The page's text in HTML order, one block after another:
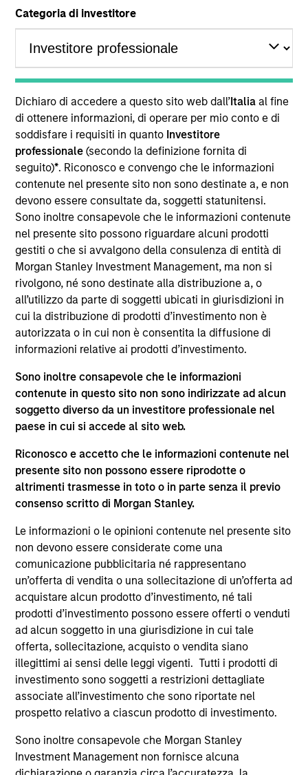
Categoria di investitore
Dichiaro di accedere a questo sito web dall’Italia al fine
di ottenere informazioni, di operare per mio conto e di
soddisfare i requisiti in quanto Investitore
professionale(secondo la definizione fornita di
seguito)*. Riconosco e convengo che le informazioni
contenute nel presente sito non sono destinate a, e non
devono essere consultate da, soggetti statunitensi.
Sono inoltre consapevole che le informazioni contenute
nel presente sito possono riguardare alcuni prodotti
gestiti o che si avvalgono della consulenza di entità di
Morgan Stanley Investment Management, ma non si
rivolgono, né sono destinate alla distribuzione a, o
all’utilizzo da parte di soggetti ubicati in giurisdizioni in
cui la distribuzione di prodotti d’investimento non è
autorizzata o in cui non è consentita la diffusione di
informazioni relative ai prodotti d’investimento.
Sono inoltre consapevole che le informazioni
contenute in questo sito non sono indirizzate ad alcun
soggetto diverso da un investitore professionale nel
paese in cui si accede al sito web.
Riconosco e accetto che le informazioni contenute nel
presente sito non possono essere riprodotte o
altrimenti trasmesse in toto o in parte senza il previo
consenso scritto di Morgan Stanley.
Le informazioni o le opinioni contenute nel presente sito
non devono essere considerate come una
comunicazione pubblicitaria né rappresentano
un’offerta di vendita o una sollecitazione di un’offerta ad
acquistare alcun prodotto d’investimento, né tali
prodotti d’investimento possono essere offerti o venduti
ad alcun soggetto in una giurisdizione in cui tale
offerta, sollecitazione, acquisto o vendita siano
illegittimi ai sensi delle leggi vigenti. Tutti i prodotti di
investimento sono soggetti a restrizioni dettagliate
associate all’investimento che sono riportate nel
prospetto relativo a ciascun prodotto di investimento.
Sono inoltre consapevole che Morgan Stanley
Investment Management non fornisce alcuna
YEARS OF INDUSTRY EXPERIENCE
26 Years
Atlanta Capital Equity Team
Mr. Garrison is a portfolio manager for Atlanta
Capital's High Quality Growth Plus, Focused Growth,
and Calvert Equity portfolios. Prior to joining the
firm in 2007, Mr. Garrison worked at Standard &
Poor’s Corporate Value Consulting and Wellington
Management Company. Mr. Garrison is a graduate
of the University of Florida where he earned a
Bachelor of Science in Business Administration. He
obtained his MBA from Northwestern University. Mr.
Garrison is a Chartered SRI Counselor, holds the
Fundamentals of Sustainability Accounting (FSA)
Credential and the CFA Certificate in ESG
Investing. He consults as a Subject Matter Expert
Board (ISSB) and served on the ISSB Technical
Reference Group advising on implementation and
emerging issues in the standards development
process. Mr. Garrison was an inaugural member of
(SASB) Standards Advisory Group and served as a
Subject Matter Expert assisting in the creation of
the frameworks and curriculum for the
Fundamentals of Sustainability Accounting
Credential.
Atlanta Capital Equity Team
Atlanta Capital High Quality Calvert Equity
Guided by a large-cap growth, responsible
investing discipline managed in partnership
with Calvert Research and Management that
seeks to invest in companies with a
and stability in earnings with equities selling
below intrinsic value.